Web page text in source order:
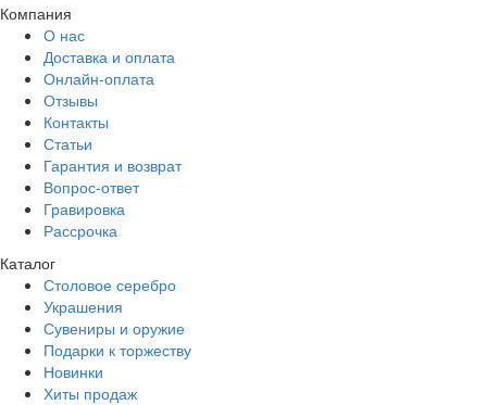
Компания
О нас
Доставка и оплата
Онлайн-оплата
Отзывы
Контакты
Статьи
Гарантия и возврат
Вопрос-ответ
Гравировка
Рассрочка
Каталог
Столовое серебро
Украшения
Сувениры и оружие
Подарки к торжеству
Новинки
Хиты продаж